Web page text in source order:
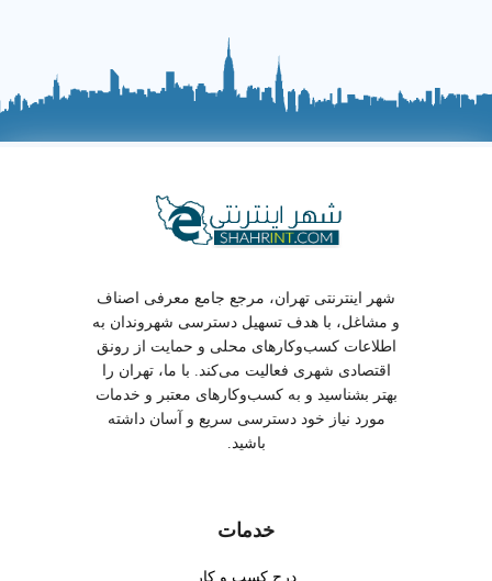
شهر اینترنتی تهران، مرجع جامع معرفی اصناف
و مشاغل، با هدف تسهیل دسترسی شهروندان به
اطلاعات کسب‌وکارهای محلی و حمایت از رونق
اقتصادی شهری فعالیت می‌کند. با ما، تهران را
بهتر بشناسید و به کسب‌وکارهای معتبر و خدمات
مورد نیاز خود دسترسی سریع و آسان داشته
باشید.
خدمات
درج کسب و کار